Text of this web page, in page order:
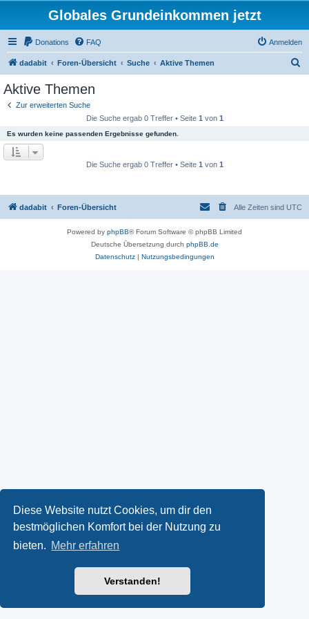
Diese Website nutzt Cookies, um dir den
bestmöglichen Komfort bei der Nutzung zu
bieten. Mehr erfahren
Verstanden!
Globales Grundeinkommen jetzt
Donations FAQ Anmelden
dadabit Foren-Übersicht Suche Aktive Themen
Aktive Themen
Zur erweiterten Suche
Die Suche ergab 0 Treffer • Seite 1 von 1
Es wurden keine passenden Ergebnisse gefunden.
Die Suche ergab 0 Treffer • Seite 1 von 1
dadabit Foren-Übersicht Alle Zeiten sind UTC
Powered by phpBB® Forum Software © phpBB Limited
Deutsche Übersetzung durch phpBB.de
Datenschutz| Nutzungsbedingungen